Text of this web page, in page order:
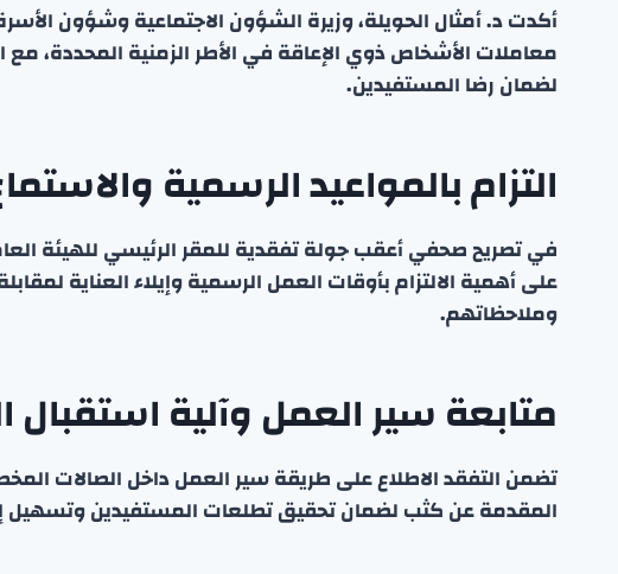
أكدت د. أمثال الحويلة، وزيرة الشؤون الاجتماعية وشؤون
معاملات الأشخاص ذوي الإعاقة في الأطر الزمنية المحددة،
لضمان رضا المستفيدين.
التزام بالمواعيد الرسمية
في تصريح صحفي أعقب جولة تفقدية للمقر الرئيسي للهيئة
على أهمية الالتزام بأوقات العمل الرسمية وإيلاء العناية
وملاحظاتهم.
متابعة سير العمل وآلية استقبال
تضمن التفقد الاطلاع على طريقة سير العمل داخل الصالات
المقدمة عن كثب لضمان تحقيق تطلعات المستفيدين وتسهيل